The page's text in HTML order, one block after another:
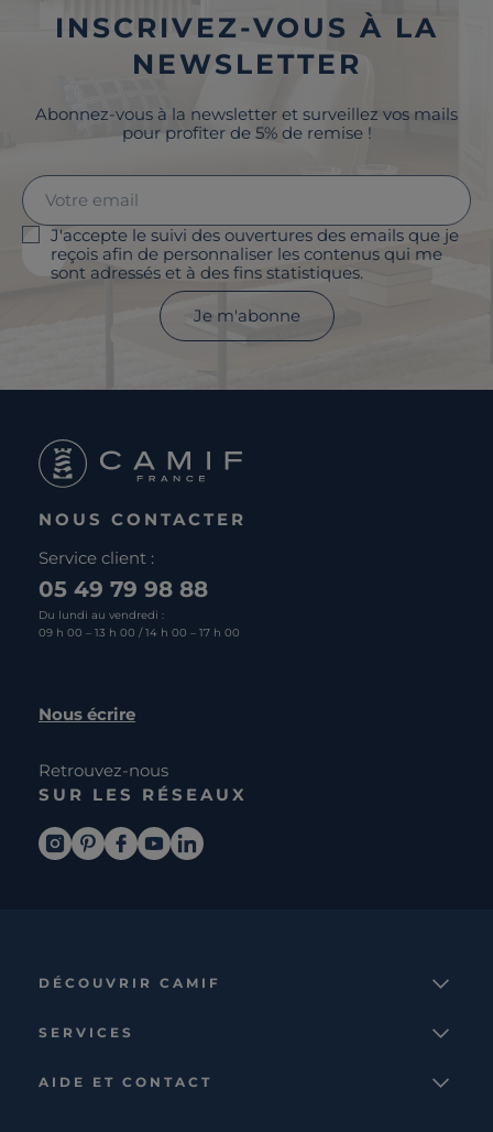
INSCRIVEZ-VOUS À LA
NEWSLETTER
Abonnez-vous à la newsletter et surveillez vos mails
pour profiter de 5% de remise !
J'accepte le suivi des ouvertures des emails que je
reçois afin de personnaliser les contenus qui me
sont adressés et à des fins statistiques.
Je m'abonne
NOUS CONTACTER
Service client :
05 49 79 98 88
Du lundi au vendredi :
09 h 00 – 13 h 00 / 14 h 00 – 17 h 00
Nous écrire
Retrouvez-nous
SUR LES RÉSEAUX
DÉCOUVRIR CAMIF
Nos collections
SERVICES
AIDE ET CONTACT